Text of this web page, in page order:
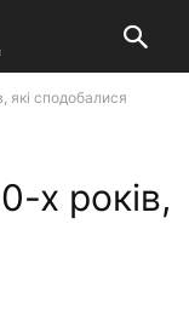
які сподобалися
х років,